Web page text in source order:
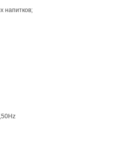
напитков;